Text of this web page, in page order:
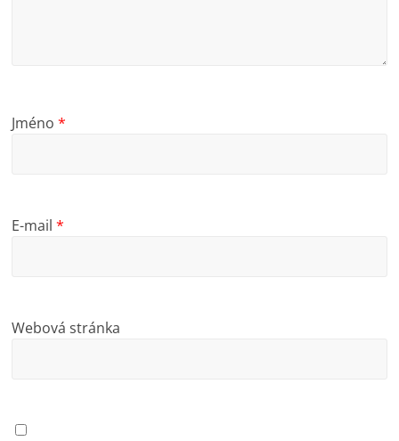
Jméno*
E-mail*
Webová stránka